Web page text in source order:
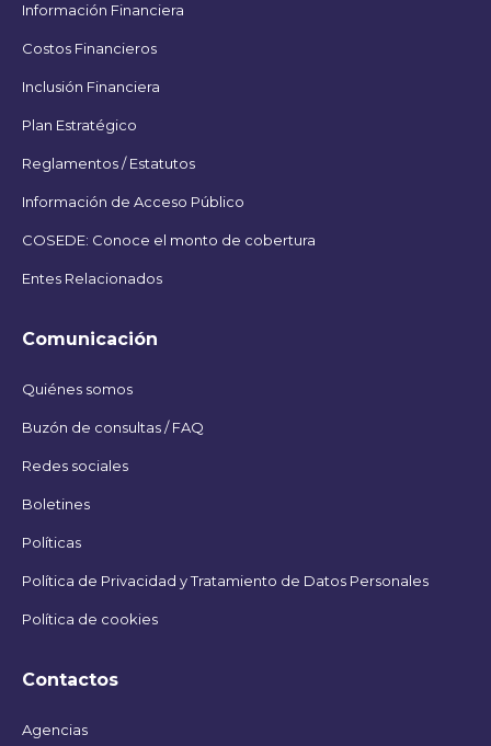
Información Financiera
Costos Financieros
Inclusión Financiera
Plan Estratégico
Reglamentos / Estatutos
Información de Acceso Público
COSEDE: Conoce el monto de cobertura
Entes Relacionados
Comunicación
Quiénes somos
Buzón de consultas / FAQ
Redes sociales
Boletines
Políticas
Política de Privacidad y Tratamiento de Datos Personales
Política de cookies
Contactos
Agencias